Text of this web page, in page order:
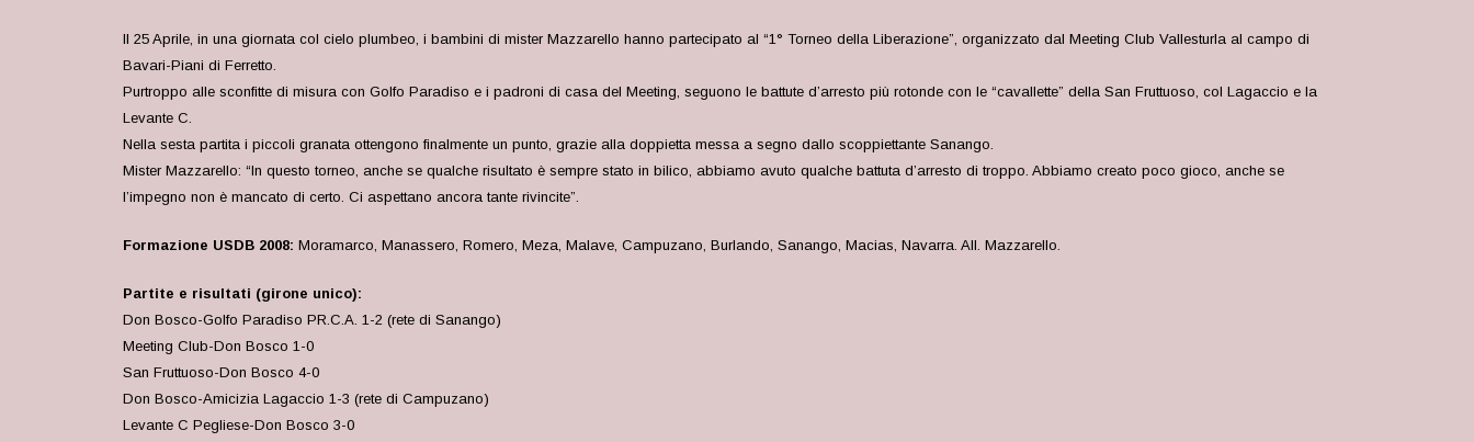
Il 25 Aprile, in una giornata col cielo plumbeo, i bambini di mister Mazzarello hanno partecipato al “1° Torneo della Liberazione”, organizzato dal Meeting Club Vallesturla al campo di
Bavari-Piani di Ferretto.
Purtroppo alle sconfitte di misura con Golfo Paradiso e i padroni di casa del Meeting, seguono le battute d’arresto più rotonde con le “cavallette” della San Fruttuoso, col Lagaccio e la
Levante C.
Nella sesta partita i piccoli granata ottengono finalmente un punto, grazie alla doppietta messa a segno dallo scoppiettante Sanango.
Mister Mazzarello: “In questo torneo, anche se qualche risultato è sempre stato in bilico, abbiamo avuto qualche battuta d’arresto di troppo. Abbiamo creato poco gioco, anche se
l’impegno non è mancato di certo. Ci aspettano ancora tante rivincite”.
Formazione USDB 2008: Moramarco, Manassero, Romero, Meza, Malave, Campuzano, Burlando, Sanango, Macias, Navarra. All. Mazzarello.
Partite e risultati (girone unico):
Don Bosco-Golfo Paradiso PR.C.A. 1-2 (rete di Sanango)
Meeting Club-Don Bosco 1-0
San Fruttuoso-Don Bosco 4-0
Don Bosco-Amicizia Lagaccio 1-3 (rete di Campuzano)
Levante C Pegliese-Don Bosco 3-0